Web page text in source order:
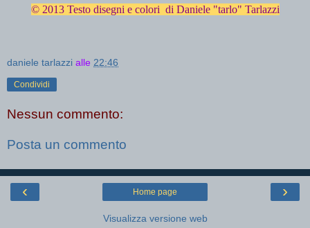
© 2013 Testo disegni e colori di Daniele "tarlo" Tarlazzi
daniele tarlazzi alle 22:46
Condividi
Nessun commento:
Posta un commento
‹ ›
Home page
Visualizza versione web